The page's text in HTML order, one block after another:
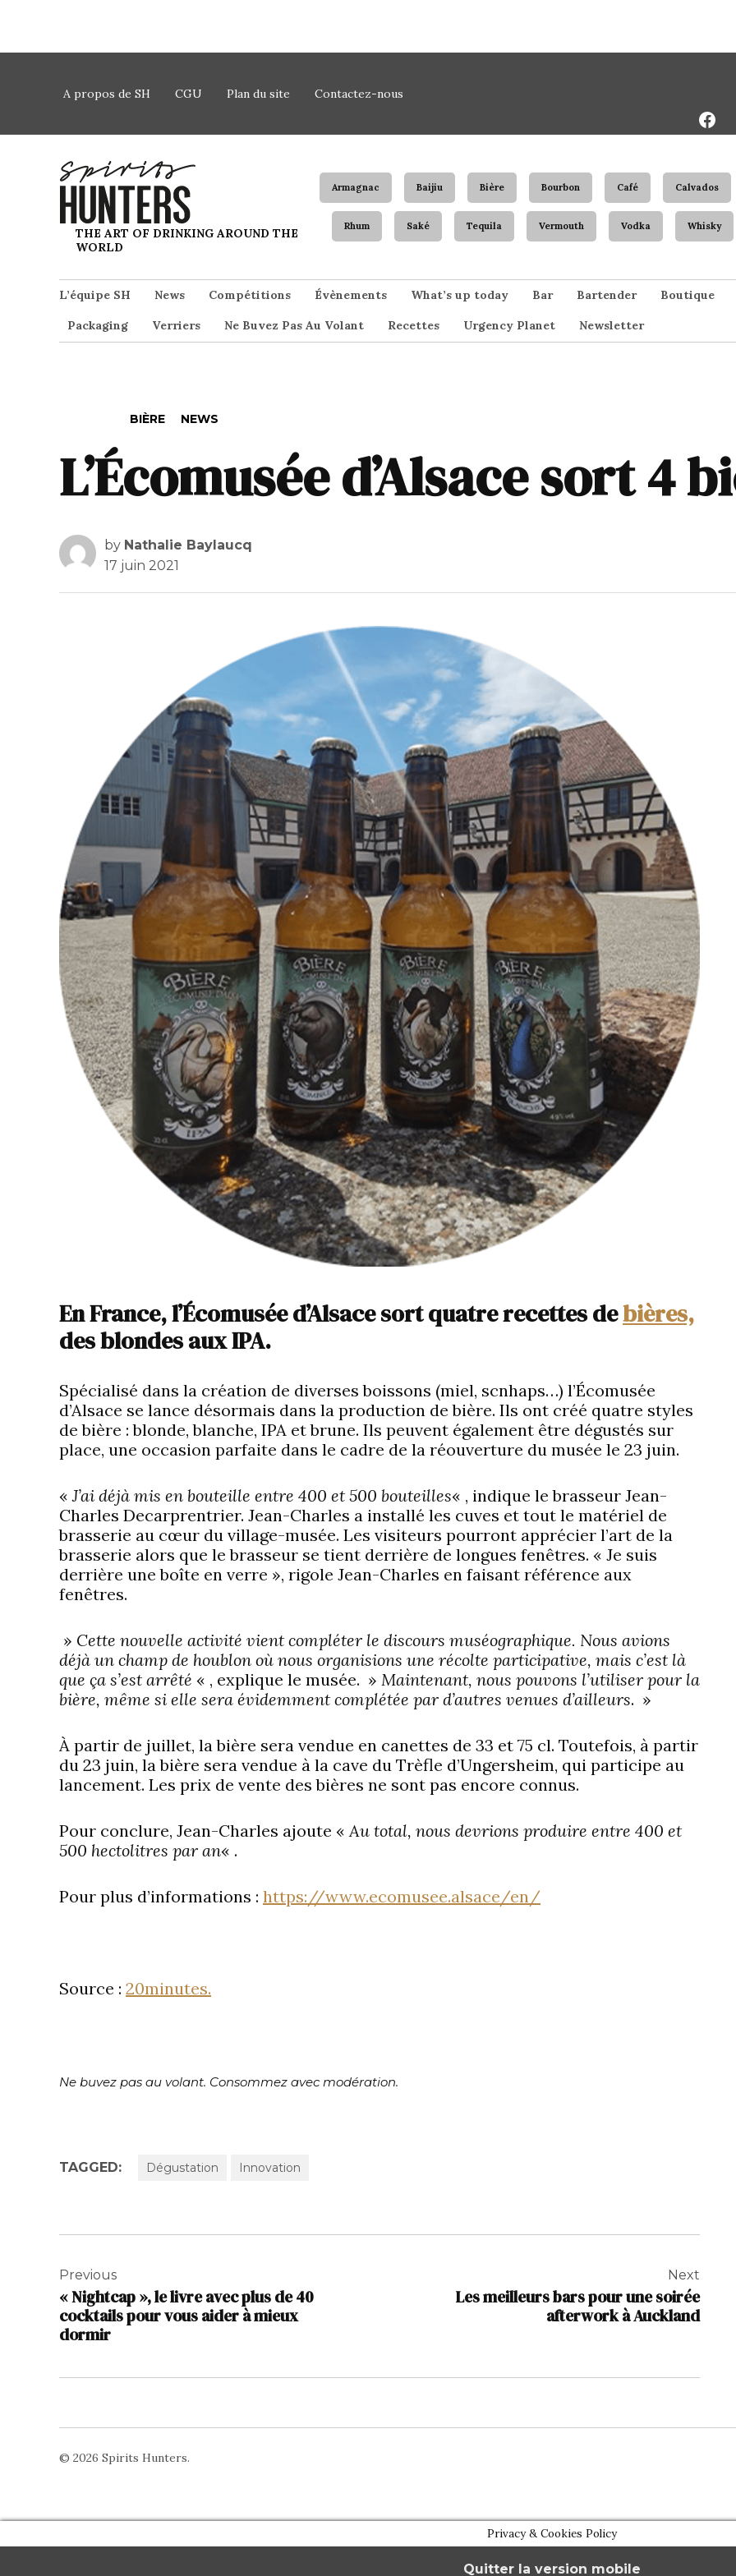
A propos de SH CGU Plan du site Contactez-nous
Spirits Hunters
THE ART OF DRINKING AROUND THE
WORLD
Armagnac Baijiu Bière Bourbon Café Calvados
Rhum Saké Tequila Vermouth Vodka Whisky
L’équipe SH News Compétitions Évènements What’s up today Bar Bartender Boutique
Packaging Verriers Ne Buvez Pas Au Volant Recettes Urgency Planet Newsletter
BIÈRE NEWS
L’Écomusée d’Alsace sort 4
by Nathalie Baylaucq
17 juin 2021
En France, l’Écomusée d’Alsace sort quatre recettes debières,
des blondes aux IPA.
Spécialisé dans la création de diverses boissons (miel, scnhaps…) l’Écomusée
d’Alsace se lance désormais dans la production de bière. Ils ont créé quatre styles
de bière : blonde, blanche, IPA et brune. Ils peuvent également être dégustés sur
place, une occasion parfaite dans le cadre de la réouverture du musée le 23 juin.
«J’ai déjà mis en bouteille entre 400 et 500 bouteilles« , indique le brasseur Jean-
Charles Decarprentrier. Jean-Charles a installé les cuves et tout le matériel de
brasserie au cœur du village-musée. Les visiteurs pourront apprécier l’art de la
brasserie alors que le brasseur se tient derrière de longues fenêtres. « Je suis
derrière une boîte en verre », rigole Jean-Charles en faisant référence aux
fenêtres.
» Cette nouvelle activité vient compléter le discours muséographique. Nous avions
déjà un champ de houblon où nous organisions une récolte participative, mais c’est là
que ça s’est arrêté « , explique le musée. » Maintenant, nous pouvons l’utiliser pour la
bière, même si elle sera évidemment complétée par d’autres venues d’ailleurs. »
À partir de juillet, la bière sera vendue en canettes de 33 et 75 cl. Toutefois, à partir
du 23 juin, la bière sera vendue à la cave du Trèfle d’Ungersheim, qui participe au
lancement. Les prix de vente des bières ne sont pas encore connus.
Pour conclure, Jean-Charles ajoute « Au total, nous devrions produire entre 400 et
500 hectolitres par an« .
Pour plus d’informations : https://www.ecomusee.alsace/en/
Source : 20minutes.
Ne buvez pas au volant. Consommez avec modération.
TAGGED: Dégustation Innovation
de
l’article
Previous
« Nightcap », le livre avec plus de 40
cocktails pour vous aider à mieux
dormir
Next
Les meilleurs bars pour une soirée
afterwork à Auckland
© 2026 Spirits Hunters.
Privacy & Cookies Policy
Quitter la version mobile